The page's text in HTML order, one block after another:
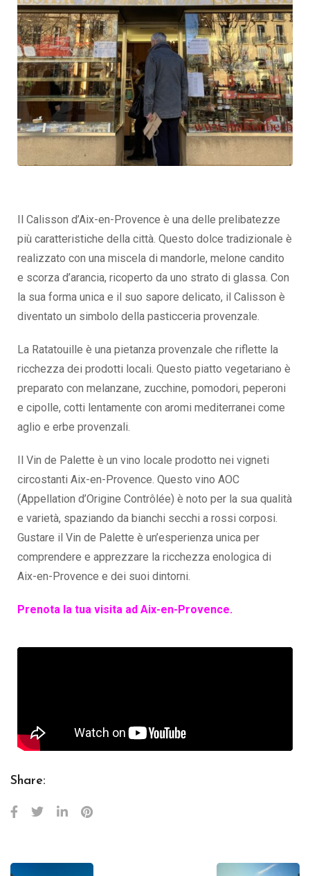
Il Calisson d’Aix-en-Provence è una delle prelibatezze
più caratteristiche della città. Questo dolce tradizionale è
realizzato con una miscela di mandorle, melone candito
e scorza d’arancia, ricoperto da uno strato di glassa. Con
la sua forma unica e il suo sapore delicato, il Calisson è
diventato un simbolo della pasticceria provenzale.
La Ratatouille è una pietanza provenzale che riflette la
ricchezza dei prodotti locali. Questo piatto vegetariano è
preparato con melanzane, zucchine, pomodori, peperoni
e cipolle, cotti lentamente con aromi mediterranei come
aglio e erbe provenzali.
Il Vin de Palette è un vino locale prodotto nei vigneti
circostanti Aix-en-Provence. Questo vino AOC
(Appellation d’Origine Contrôlée) è noto per la sua qualità
e varietà, spaziando da bianchi secchi a rossi corposi.
Gustare il Vin de Palette è un’esperienza unica per
comprendere e apprezzare la ricchezza enologica di
Aix-en-Provence e dei suoi dintorni.
Prenota la tua visita ad Aix-en-Provence.
Share: